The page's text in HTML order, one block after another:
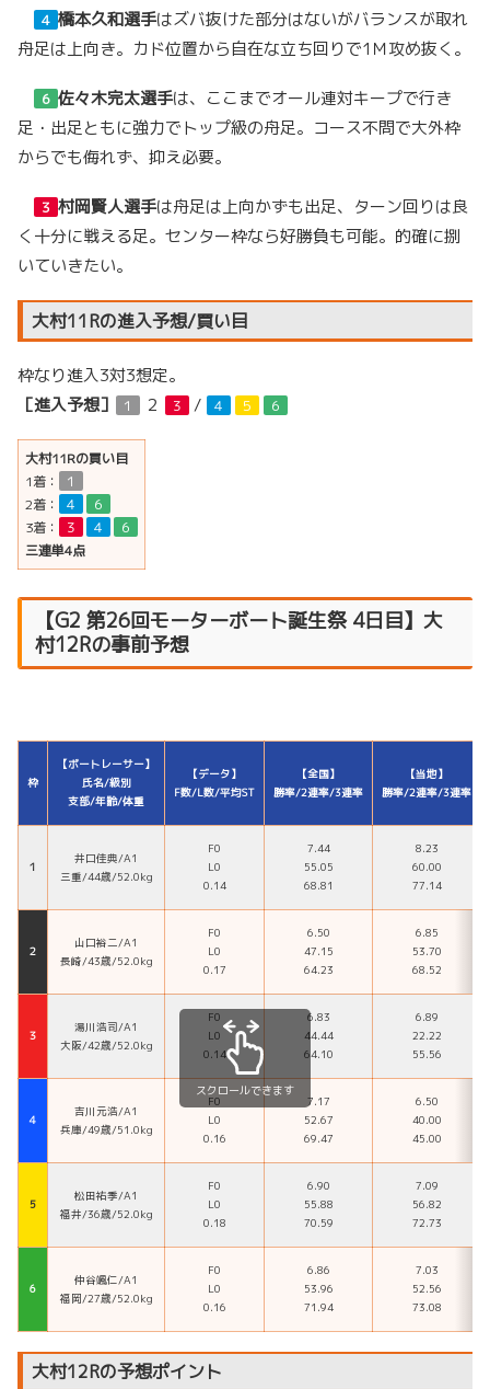
４ 橋本久和選手はズバ抜けた部分はないがバランスが取れ
舟足は上向き。カド位置から自在な立ち回りで1Ｍ攻め抜く。
６ 佐々木完太選手は、ここまでオール連対キープで行き
足・出足ともに強力でトップ級の舟足。コース不問で大外枠
からでも侮れず、抑え必要。
３ 村岡賢人選手は舟足は上向かずも出足、ターン回りは良
く十分に戦える足。センター枠なら好勝負も可能。的確に捌
いていきたい。
大村11Rの進入予想/買い目
枠なり進入3対3想定。
［進入予想］
１ ２ ３ / ４ ５ ６
大村11Rの買い目
1着：
１
2着：
４
６
3着：
３ ４
６
三連単4点
【G2 第26回モーターボート誕生祭4日目】大
村12Rの事前予想
枠
【ボートレーサー】
氏名/級別
支部/年齢/体重
【データ】
F数/L数/平均ST
【全国】
勝率/2連率/3連率
【当地】
勝率/2連率/3連率
１
井口佳典/A1
三重/44歳/52.0kg
F0
L0
0.14
7.44
55.05
68.81
8.23
60.00
77.14
２
山口裕二/A1
長崎/43歳/52.0kg
F0
L0
0.17
6.50
47.15
64.23
6.85
53.70
68.52
３
湯川浩司/A1
大阪/42歳/52.0kg
F0
L0
0.14
6.83
44.44
64.10
6.89
22.22
55.56
４
吉川元浩/A1
兵庫/49歳/51.0kg
F0
L0
0.16
7.17
52.67
69.47
6.50
40.00
45.00
５
松田祐季/A1
福井/36歳/52.0kg
F0
L0
0.18
6.90
55.88
70.59
7.09
56.82
72.73
６
仲谷颯仁/A1
福岡/27歳/52.0kg
F0
L0
0.16
6.86
53.96
71.94
7.03
52.56
73.08
スクロールできます
大村12Rの予想ポイント